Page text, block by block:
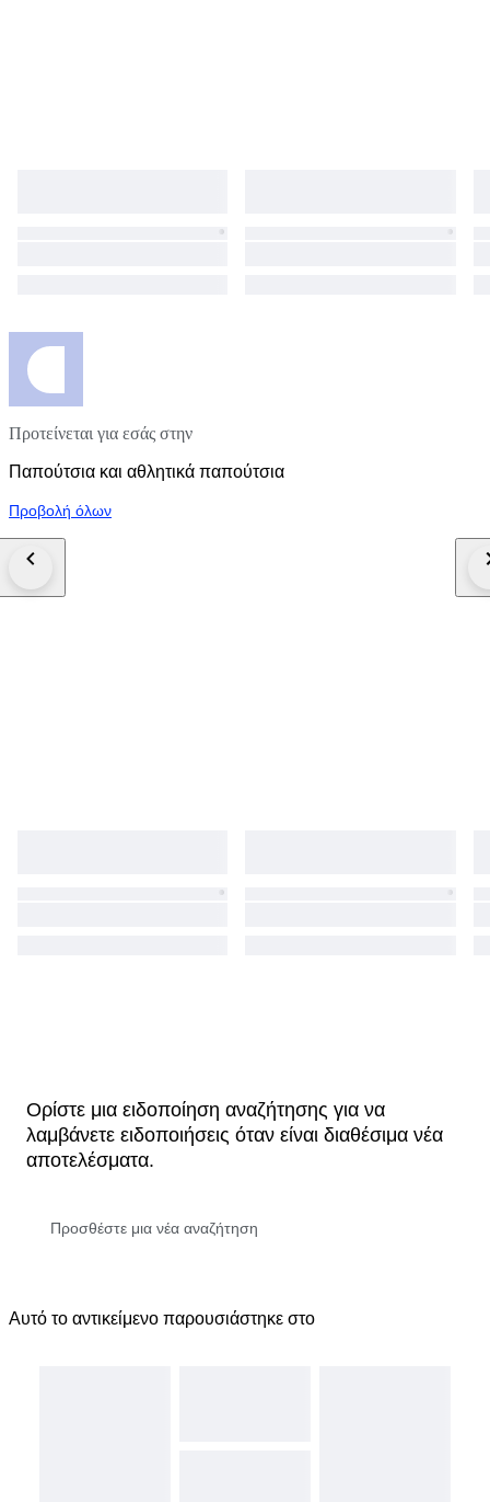
Προτείνεται για εσάς στην
Παπούτσια και αθλητικά παπούτσια
Προβολή όλων
Ορίστε μια ειδοποίηση αναζήτησης για να
λαμβάνετε ειδοποιήσεις όταν είναι διαθέσιμα νέα
αποτελέσματα.
Αυτό το αντικείμενο παρουσιάστηκε στο